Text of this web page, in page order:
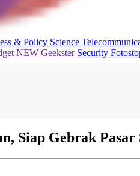
& Policy Science
NEW Geekster Security
Siap Gebrak